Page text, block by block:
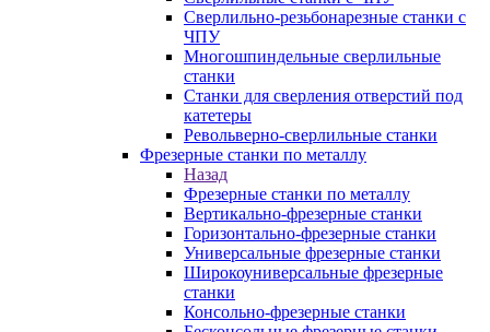
Сверлильно-резьбонарезные станки с
ЧПУ
Многошпиндельные сверлильные
станки
Станки для сверления отверстий под
катетеры
Револьверно-сверлильные станки
Фрезерные станки по металлу
Назад
Фрезерные станки по металлу
Вертикально-фрезерные станки
Горизонтально-фрезерные станки
Универсальные фрезерные станки
Широкоуниверсальные фрезерные
станки
Консольно-фрезерные станки